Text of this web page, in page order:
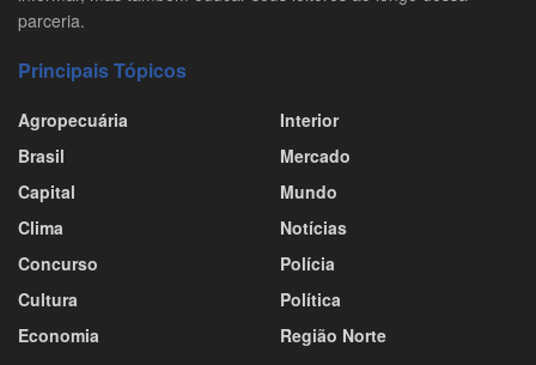
parceria.
Principais Tópicos
Agropecuária
Brasil
Capital
Clima
Concurso
Cultura
Economia
Interior
Mercado
Mundo
Notícias
Polícia
Política
Região Norte